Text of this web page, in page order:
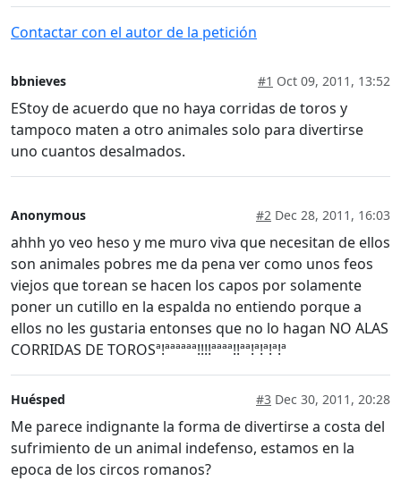
Contactar con el autor de la petición
bbnieves #1 Oct 09, 2011, 13:52
EStoy de acuerdo que no haya corridas de toros y
tampoco maten a otro animales solo para divertirse
uno cuantos desalmados.
Anonymous #2 Dec 28, 2011, 16:03
ahhh yo veo heso y me muro viva que necesitan de ellos
son animales pobres me da pena ver como unos feos
viejos que torean se hacen los capos por solamente
poner un cutillo en la espalda no entiendo porque a
ellos no les gustaria entonses que no lo hagan NO ALAS
CORRIDAS DE TOROSª!ªªªªªª!!!!ªªªª!!ªª!ª!ª!ª!ª
Huésped #3 Dec 30, 2011, 20:28
Me parece indignante la forma de divertirse a costa del
sufrimiento de un animal indefenso, estamos en la
epoca de los circos romanos?